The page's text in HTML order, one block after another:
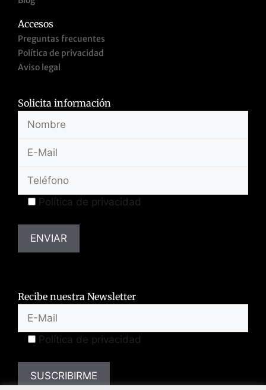
Accesos
Preguntas frecuentes
Política de privacidad
Aviso legal
Solicita información
Política de privacidad
Recibe nuestra Newsletter
Política de privacidad